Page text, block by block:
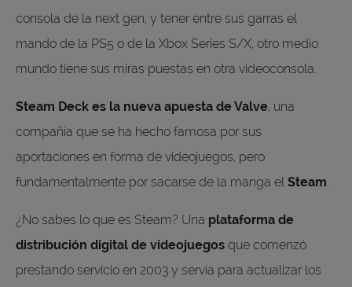
consola de la next gen, y tener entre sus garras el
mando de la PS5 o de la Xbox Series S/X, otro medio
mundo tiene sus miras puestas en otra videoconsola.
Steam Deck es la nueva apuesta de Valve, una
compañía que se ha hecho famosa por sus
aportaciones en forma de videojuegos, pero
fundamentalmente por sacarse de la manga el Steam.
¿No sabes lo que es Steam? Una plataforma de
distribución digital de videojuegos que comenzó
prestando servicio en 2003 y servía para actualizar los